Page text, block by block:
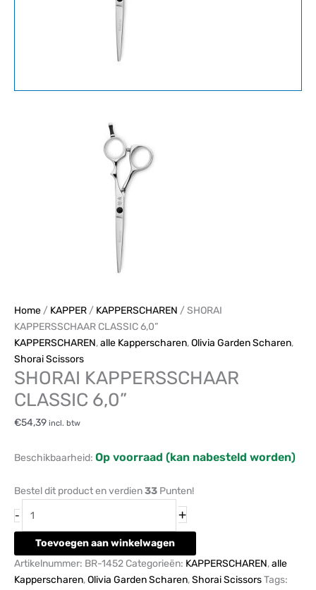
Home / KAPPER / KAPPERSCHAREN / SHORAI
KAPPERSSCHAAR CLASSIC 6,0”
KAPPERSCHAREN,alle Kapperscharen,Olivia Garden Scharen,
Shorai Scissors
SHORAI KAPPERSSCHAAR
CLASSIC 6,0”
€54,39 incl. btw
Beschikbaarheid: Op voorraad (kan nabesteld worden)
Bestel dit product en verdien33 Punten!
- +
Toevoegen aan winkelwagen
Artikelnummer: BR-1452 Categorieën: KAPPERSCHAREN,alle
Kapperscharen,Olivia Garden Scharen,Shorai ScissorsTags: